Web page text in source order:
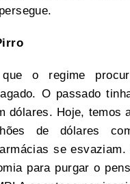
que o regime
O passado
dólares. Hoje, temos
de dólares
se esvaziam.
para purgar o